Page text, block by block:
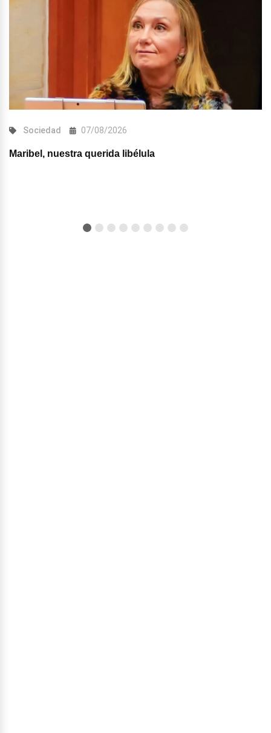
Sociedad 07/08/2026
Maribel, nuestra querida libélula